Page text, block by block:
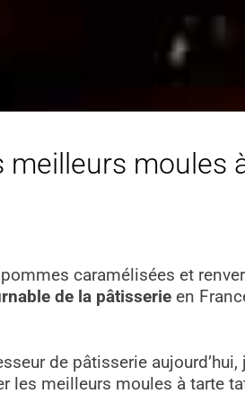
moules
caramélisées et
de la pâtisserie en
de pâtisserie
les meilleurs moules à tarte